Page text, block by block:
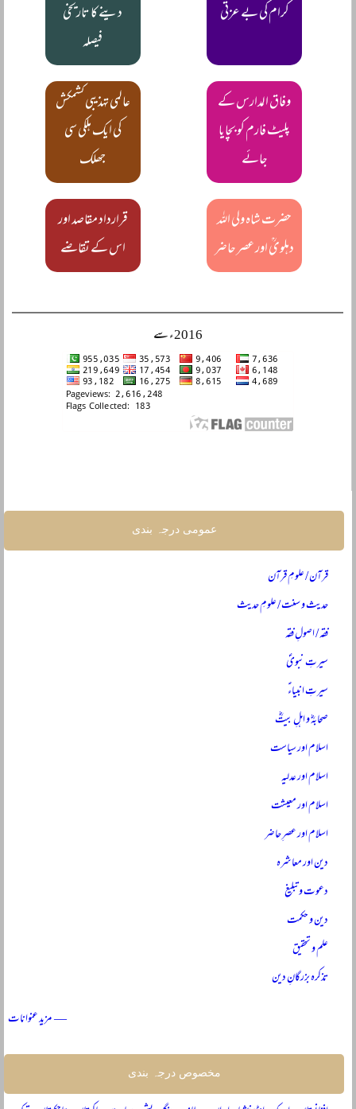
کرام کی بے عزتی
دینے کا تاریخی
فیصلہ
وفاق المدارس کے
پلیٹ فارم کو بچایا
جائے
عالمی تہذیبی کشمکش
کی ایک ہلکی سی
جھلک
حضرت شاہ ولی اللہ
دہلویؒ اور عصر حاضر
قرارداد مقاصد اور
اس کے تقاضے
2016ء سے
عمومی درجہ بندی
قرآن / علومِ قرآن
حدیث و سنت / علومِ حدیث
فقہ / اصولِ فقہ
سیرتِ نبویؐ
سیرتِ انبیاءؑ
صحابہؓ و اہلِ بیتؓ
اسلام اور سیاست
اسلام اور عدلیہ
اسلام اور معیشت
اسلام اور عصرِ حاضر
دین اور معاشرہ
دعوت و تبلیغ
دین و حکمت
علم و تحقیق
تذکرہ بزرگانِ دین
— مزید عنوانات
مخصوص درجہ بندی